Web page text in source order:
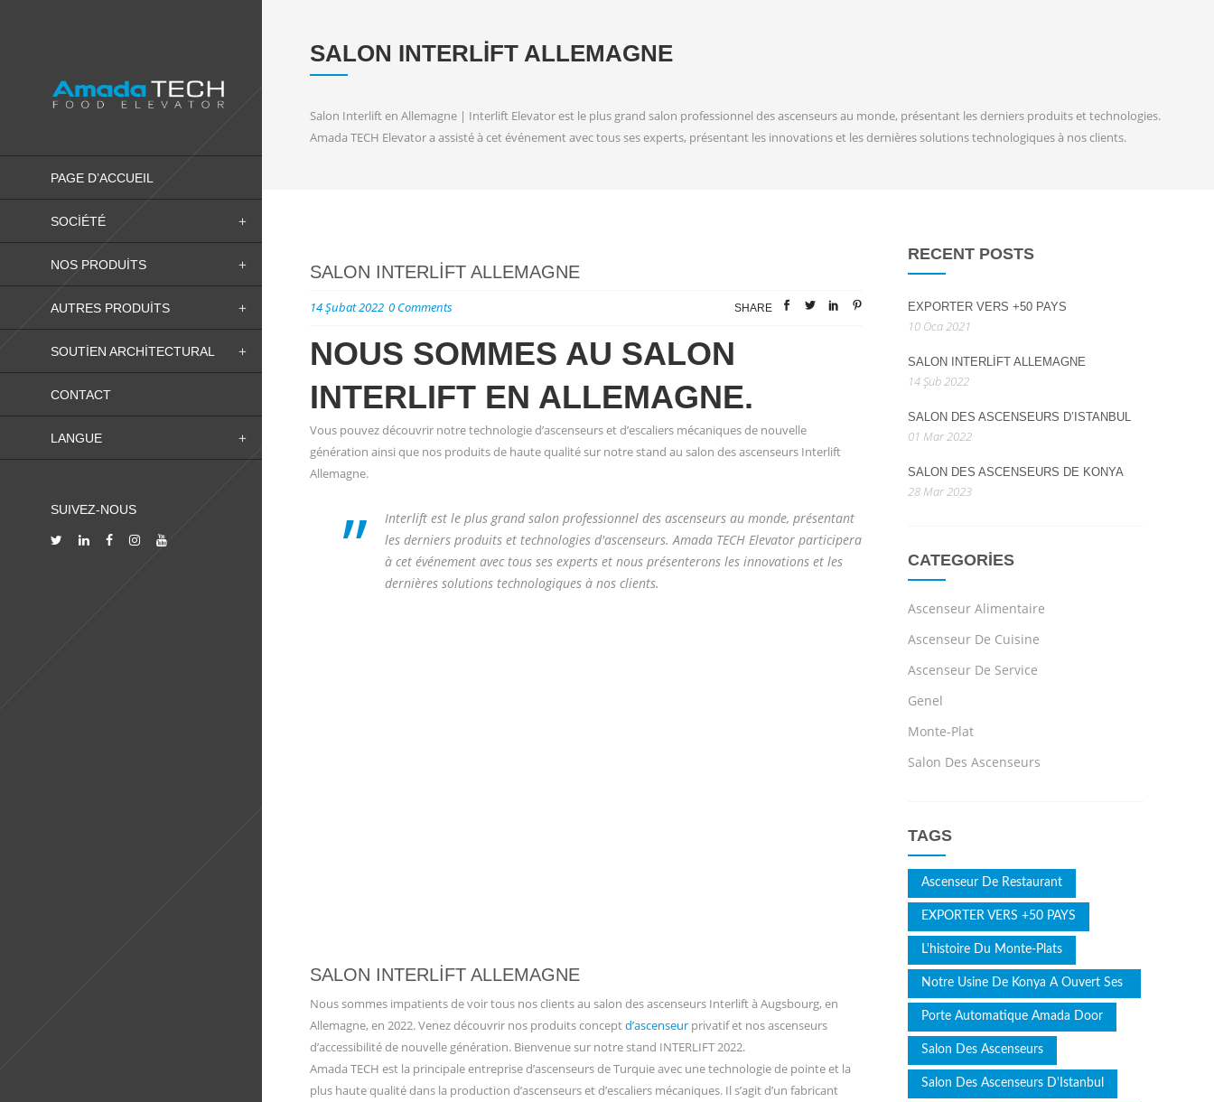
PAGE D’ACCUEIL
SOCIÉTÉ
NOS PRODUITS
AUTRES PRODUITS
SOUTIEN ARCHITECTURAL
CONTACT
LANGUE
SUIVEZ-NOUS
SALON INTERLIFT ALLEMAGNE
Salon Interlift en Allemagne | Interlift Elevator est le plus grand salon professionnel des ascenseurs au monde, présentant les derniers produits et technologies.
Amada TECH Elevator a assisté à cet événement avec tous ses experts, présentant les innovations et les dernières solutions technologiques à nos clients.
SALON INTERLIFT ALLEMAGNE
14 Şubat 2022 0 Comments SHARE
NOUS SOMMES AU SALON
INTERLIFT EN ALLEMAGNE.
Vous pouvez découvrir notre technologie d’ascenseurs et d’escaliers mécaniques de nouvelle
génération ainsi que nos produits de haute qualité sur notre stand au salon des ascenseurs Interlift
Allemagne.
”
Interlift est le plus grand salon professionnel des ascenseurs au monde, présentant
les derniers produits et technologies d'ascenseurs. Amada TECH Elevator participera
à cet événement avec tous ses experts et nous présenterons les innovations et les
dernières solutions technologiques à nos clients.
SALON INTERLIFT ALLEMAGNE
Nous sommes impatients de voir tous nos clients au salon des ascenseurs Interlift à Augsbourg, en
Allemagne, en 2022. Venez découvrir nos produits conceptd’ascenseurprivatif et nos ascenseurs
d’accessibilité de nouvelle génération. Bienvenue sur notre stand INTERLIFT 2022.
Amada TECH est la principale entreprise d’ascenseurs de Turquie avec une technologie de pointe et la
plus haute qualité dans la production d’ascenseurs et d’escaliers mécaniques. Il s’agit d’un fabricant
RECENT POSTS
EXPORTER VERS +50 PAYS
10 Oca 2021
SALON INTERLIFT ALLEMAGNE
14 Şub 2022
SALON DES ASCENSEURS D’ISTANBUL
01 Mar 2022
SALON DES ASCENSEURS DE KONYA
28 Mar 2023
CATEGORIES
Ascenseur Alimentaire
Ascenseur De Cuisine
Ascenseur De Service
Genel
Monte-Plat
Salon Des Ascenseurs
TAGS
Ascenseur De Restaurant
EXPORTER VERS +50 PAYS
L'histoire Du Monte-Plats
Notre Usine De Konya A Ouvert Ses
Portes
Porte Automatique Amada Door
Salon Des Ascenseurs
Salon Des Ascenseurs D'Istanbul